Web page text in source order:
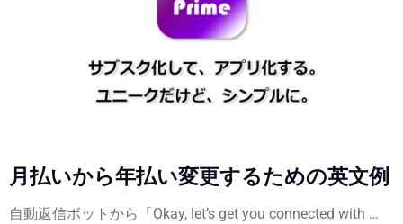
月払いから年払い変更するための英文例
自動返信ボットから「Okay, let’s get you connected with …